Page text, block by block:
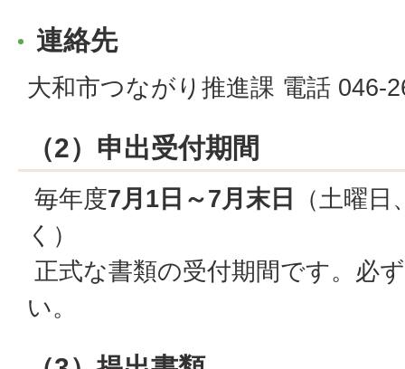
連絡先
大和市つながり推進課 電話 046-
（2）申出受付期間
毎年度7月1日～7月末日
（土曜
く）
正式な書類の受付期間です。必
い。